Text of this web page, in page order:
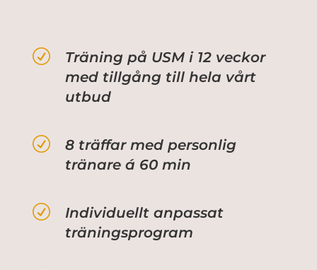
R
Träning på USM i 12 veckor
med tillgång till hela vårt
utbud
R
8 träffar med personlig
tränare á 60 min
R
Individuellt anpassat
träningsprogram